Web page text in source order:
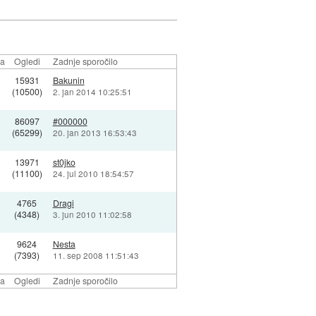
Ogledi Zadnje sporočilo
Ogledi Zadnje sporočilo
15931
(10500)
Bakunin
2. jan 2014 10:25:51
86097
(65299)
#000000
20. jan 2013 16:53:43
13971
(11100)
st0jko
24. jul 2010 18:54:57
4765
(4348)
Dragi
3. jun 2010 11:02:58
9624
(7393)
Nesta
11. sep 2008 11:51:43